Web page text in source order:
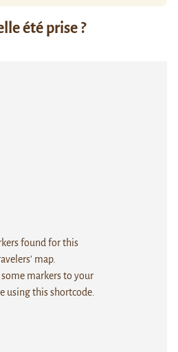
été prise ?
found for this
map.
some markers to your
using this shortcode.